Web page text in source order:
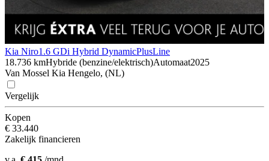
Kia Niro1.6 GDi Hybrid DynamicPlusLine
18.736 kmHybride (benzine/elektrisch)Automaat2025
Van Mossel Kia Hengelo, (NL)
Vergelijk
Kopen
€ 33.440
Zakelijk financieren